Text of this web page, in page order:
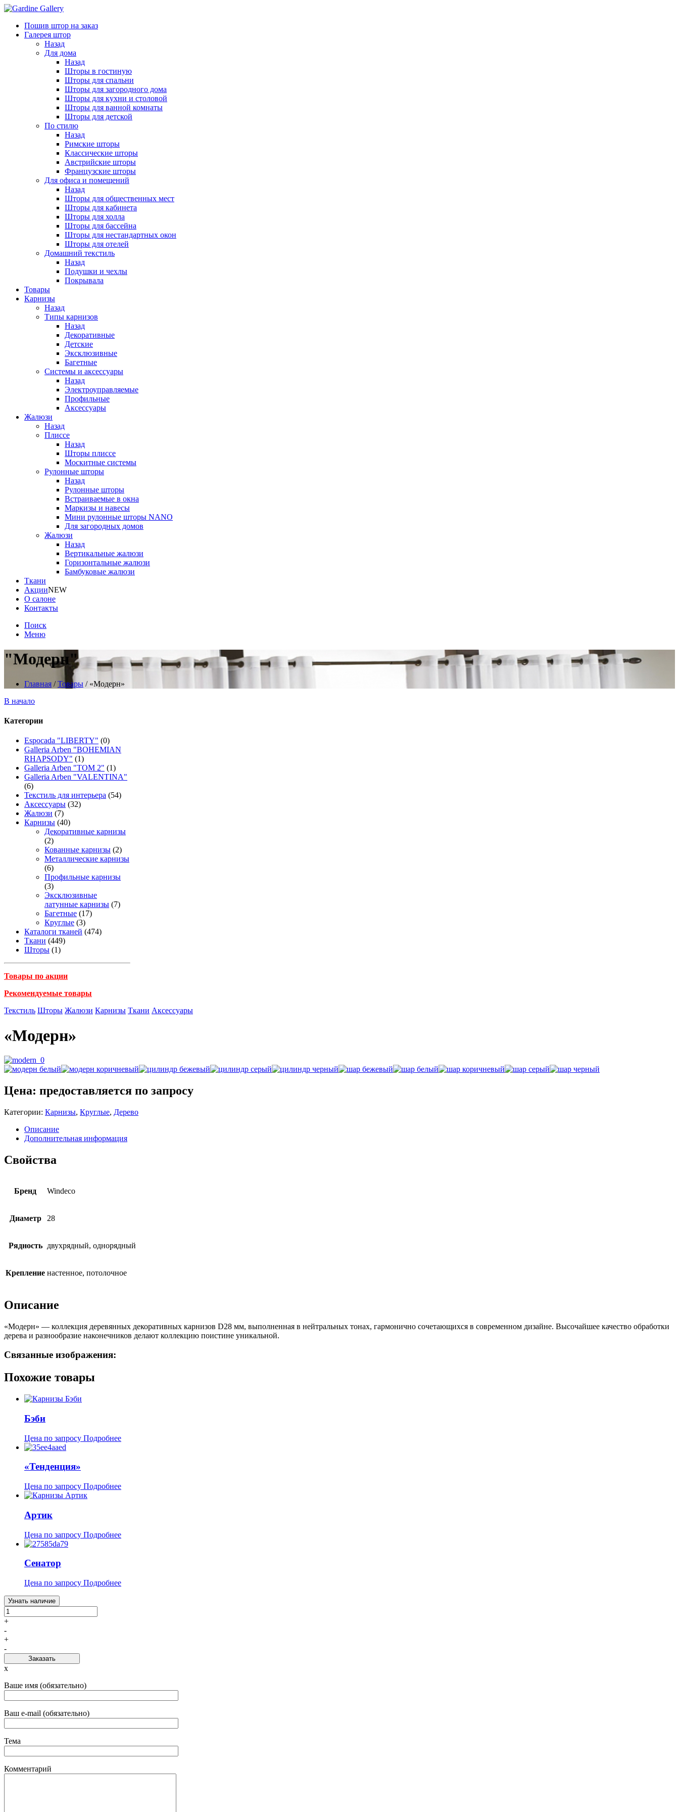
Пошив штор на заказ
Галерея штор
Назад
Для дома
Назад
Шторы в гостиную
Шторы для спальни
Шторы для загородного дома
Шторы для кухни и столовой
Шторы для ванной комнаты
Шторы для детской
По стилю
Назад
Римские шторы
Классические шторы
Австрийские шторы
Французские шторы
Для офиса и помещений
Назад
Шторы для общественных мест
Шторы для кабинета
Шторы для холла
Шторы для бассейна
Шторы для нестандартных окон
Шторы для отелей
Домашний текстиль
Назад
Подушки и чехлы
Покрывала
Товары
Карнизы
Назад
Типы карнизов
Назад
Декоративные
Детские
Эксклюзивные
Багетные
Системы и аксессуары
Назад
Электроуправляемые
Профильные
Аксессуары
Жалюзи
Назад
Плиссе
Назад
Шторы плиссе
Москитные системы
Рулонные шторы
Назад
Рулонные шторы
Встраиваемые в окна
Маркизы и навесы
Мини рулонные шторы NANO
Для загородных домов
Жалюзи
Назад
Вертикальные жалюзи
Горизонтальные жалюзи
Бамбуковые жалюзи
Ткани
АкцииNEW
О салоне
Контакты
Поиск
Меню
"Модерн"
Главная /Товары / «Модерн»
В начало
Категории
Espocada "LIBERTY" (0)
Galleria Arben "BOHEMIAN
RHAPSODY" (1)
Galleria Arben "TOM 2" (1)
Galleria Arben "VALENTINA"
(6)
Текстиль для интерьера (54)
Аксессуары (32)
Жалюзи (7)
Карнизы (40)
Декоративные карнизы
(2)
Кованные карнизы (2)
Металлические карнизы
(6)
Профильные карнизы
(3)
Эксклюзивные
латунные карнизы (7)
Багетные (17)
Круглые (3)
Каталоги тканей (474)
Ткани (449)
Шторы (1)
Товары по акции
Рекомендуемые товары
Текстиль Шторы Жалюзи Карнизы Ткани Аксессуары
«Модерн»
Цена: предоставляется по запросу
Категории: Карнизы, Круглые, Дерево
Описание
Дополнительная информация
Свойства
Бренд Windeco
Диаметр 28
Рядность двухрядный, однорядный
Крепление настенное, потолочное
Описание
«Модерн» — коллекция деревянных декоративных карнизов D28 мм, выполненная в нейтральных тонах, гармонично сочетающихся в современном дизайне. Высочайшее качество обработки
дерева и разнообразие наконечников делают коллекцию поистине уникальной.
Связанные изображения:
Похожие товары
Бэби
Цена по запросу Подробнее
«Тенденция»
Цена по запросу Подробнее
Артик
Цена по запросу Подробнее
Сенатор
Цена по запросу Подробнее
Узнать наличие
+
-
+
-
Заказать
x
Ваше имя (обязательно)
Ваш e-mail (обязательно)
Тема
Комментарий